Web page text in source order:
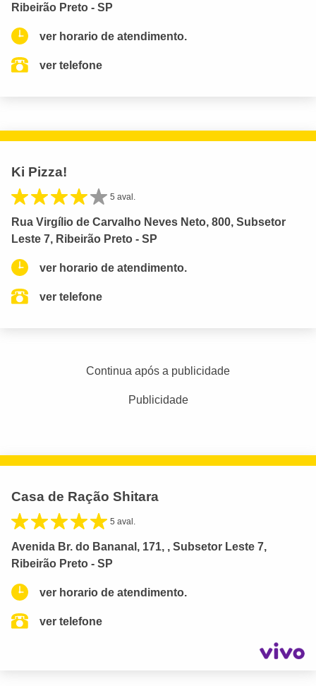
Ribeirão Preto - SP
ver horario de atendimento.
ver telefone
Ki Pizza!
5 aval.
Rua Virgílio de Carvalho Neves Neto, 800, Subsetor
Leste 7, Ribeirão Preto - SP
ver horario de atendimento.
ver telefone
Continua após a publicidade
Publicidade
Casa de Ração Shitara
5 aval.
Avenida Br. do Bananal, 171, , Subsetor Leste 7,
Ribeirão Preto - SP
ver horario de atendimento.
ver telefone